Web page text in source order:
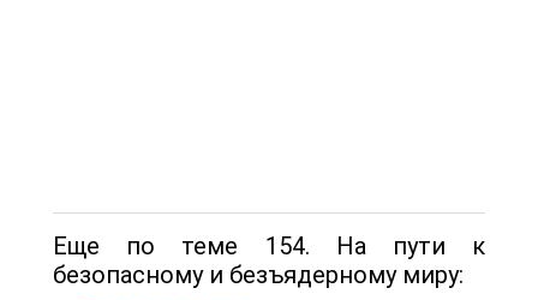
Еще по теме 154. На пути к
безопасному и безъядерному миру: